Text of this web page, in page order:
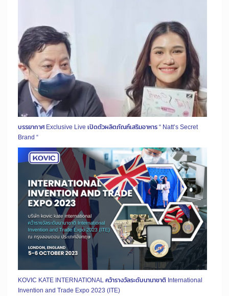
บรรยากาศ Exclusive Live เปิดตัวผลิตภัณฑ์เสริมอาหาร “ Natt’s Secret
Brand “
KOVIC KATE INTERNATIONAL คว้ารางวัลระดับนานาชาติ International
Invention and Trade Expo 2023 (ITE)